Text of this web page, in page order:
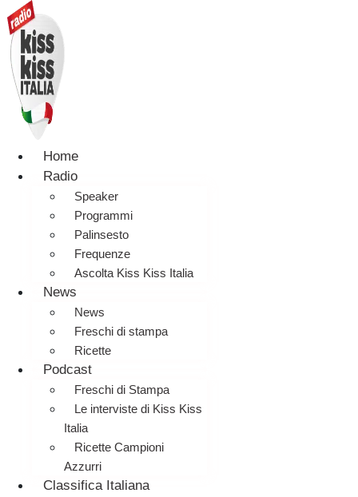
Home
Radio
Speaker
Programmi
Palinsesto
Frequenze
Ascolta Kiss Kiss Italia
News
News
Freschi di stampa
Ricette
Podcast
Freschi di Stampa
Le interviste di Kiss Kiss
Italia
Ricette Campioni
Azzurri
Classifica Italiana